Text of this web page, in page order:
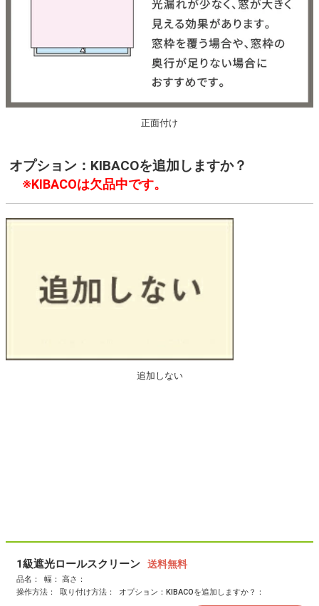
正面付け
オプション：KIBACOを追加しますか？
※KIBACOは欠品中です。
追加しない
1級遮光ロールスクリーン
品名： 幅：
高さ：
操作方法：
取り付け方法： オプション：KIBACOを追加しますか？：